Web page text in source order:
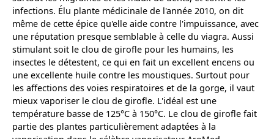
infections. Élu plante médicinale de l'année 2010, on dit
même de cette épice qu'elle aide contre l'impuissance, avec
une réputation presque semblable à celle du viagra. Aussi
stimulant soit le clou de girofle pour les humains, les
insectes le détestent, ce qui en fait un excellent encens ou
une excellente huile contre les moustiques. Surtout pour
les affections des voies respiratoires et de la gorge, il vaut
mieux vaporiser le clou de girofle. L'idéal est une
température basse de 125°C à 150°C. Le clou de girofle fait
partie des plantes particulièrement adaptées à la